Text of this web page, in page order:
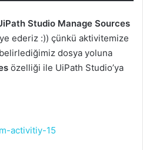
Studio Manage Sources
ederiz :)) çünkü aktivitemize
dosya yoluna
özelliği ile UiPath Studio’ya